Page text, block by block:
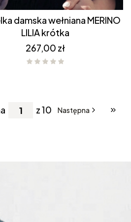
wełniana MERINO
LILIA krótka
Cena
267,00 zł
z 10 Następna